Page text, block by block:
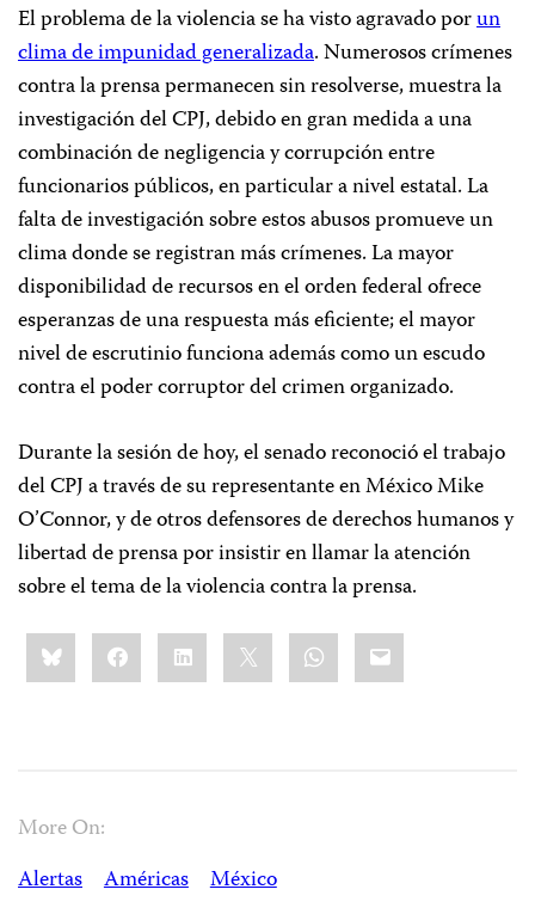
El problema de la violencia se ha visto agravado porun
clima de impunidad generalizada. Numerosos crímenes
contra la prensa permanecen sin resolverse, muestra la
investigación del CPJ, debido en gran medida a una
combinación de negligencia y corrupción entre
funcionarios públicos, en particular a nivel estatal. La
falta de investigación sobre estos abusos promueve un
clima donde se registran más crímenes.La mayor
disponibilidad de recursos en el orden federal ofrece
esperanzas de una respuesta más eficiente; el mayor
nivel de escrutinio funciona además como un escudo
contra el poder corruptor del crimen organizado.
Durante la sesión de hoy, el senado reconoció el trabajo
del CPJ a través de su representante en México Mike
O’Connor, y de otros defensores de derechos humanos y
libertad de prensa por insistir en llamar la atención
sobre el tema de la violencia contra la prensa.
Share
this:BlueskyFacebookLinkedIn WhatsApp
Email
More On:
Alertas
Américas
México